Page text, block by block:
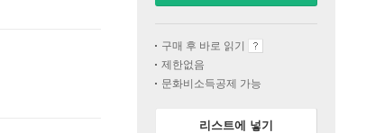
구매 후 바로 읽기
제한없음
문화비소득공제 가능
리스트에 넣기